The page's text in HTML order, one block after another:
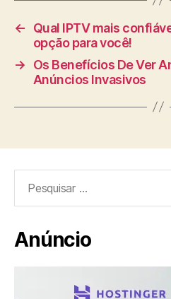
←
Qual IPTV mais
opção para você!
→
Os Benefícios De Ver
Anúncios Invasivos
por:
Anúncio